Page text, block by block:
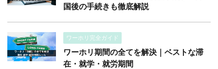
国後の手続きも徹底解説
ワーホリ完全ガイド
ワーホリ期間の全てを解決｜ベストな滞
在・就学・就労期間